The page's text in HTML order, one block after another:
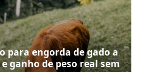
para engorda de gado a
ganho de peso real sem